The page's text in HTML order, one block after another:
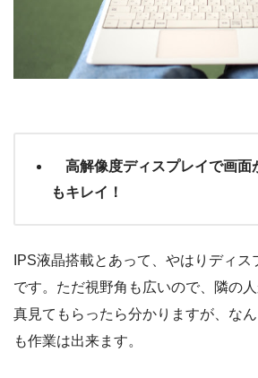
高解像度ディスプレイで画面
もキレイ！
IPS液晶搭載とあって、やはりディ
です。ただ視野角も広いので、隣の
真見てもらったら分かりますが、な
も作業は出来ます。